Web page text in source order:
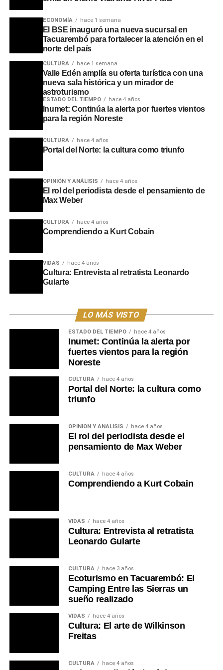
Este acuerdo entre la IDT y el Instituto Crandon no solo
promete mejorar las habilidades y oportunidades
laborales en el sector gastronómico local, sino que
también podría dinamizar la economía de Tacuarembó,
atrayendo a nuevos emprendedores y fortaleciendo la
oferta de servicios relacionados con la alimentación. La
transformación de la Sala Barrios Amorín en un centro de
futuro prometedor para la gastronomía tacuaremboense.
Portal del Norte
ECONOMÍA hace 1 semana
El BSE inauguró una nueva sucursal en
Tacuarembó para fortalecer la atención en el
norte del país
CULTURA hace 1 semana
Valle Edén amplía su oferta turística con una
nueva sala histórica y un mirador de
astroturismo
ESTADO DEL TIEMPO hace 4 años
Inumet: Continúa la alerta por fuertes vientos
para la región Noreste
CULTURA hace 4 años
Portal del Norte: la cultura como triunfo
OPINIÓN Y ANÁLISIS hace 4 años
El rol del periodista desde el pensamiento de
Max Weber
CULTURA hace 4 años
Comprendiendo a Kurt Cobain
VIDAS hace 4 años
Cultura: Entrevista al retratista Leonardo
Gularte
LO MÁS VISTO
ESTADO DEL TIEMPO hace 4 años
Inumet: Continúa la alerta por
fuertes vientos para la región
Noreste
CULTURA hace 4 años
Portal del Norte: la cultura como
triunfo
OPINIÓN Y ANÁLISIS hace 4 años
El rol del periodista desde el
pensamiento de Max Weber
CULTURA hace 4 años
Comprendiendo a Kurt Cobain
VIDAS hace 4 años
Cultura: Entrevista al retratista
Leonardo Gularte
CULTURA hace 3 años
Ecoturismo en Tacuarembó: El
Camping Entre las Sierras un
sueño realizado
VIDAS hace 4 años
Cultura: El arte de Wilkinson
Freitas
CULTURA hace 4 años